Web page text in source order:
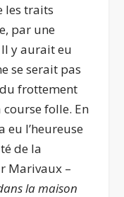
les traits
par une
y aurait eu
se serait pas
frottement
course folle. En
eu l’heureuse
de la
Marivaux –
la maison